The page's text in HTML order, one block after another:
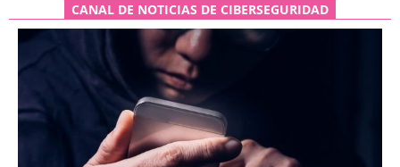
CANAL DE NOTICIAS DE CIBERSEGURIDAD